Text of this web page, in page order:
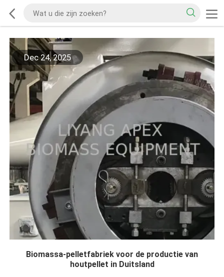
Dec 24, 2025
Biomassa-pelletfabriek voor de productie van
houtpellet in Duitsland